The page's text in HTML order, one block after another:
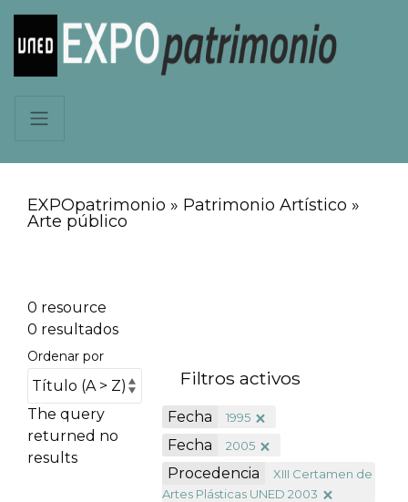
EXPOpatrimonio » Patrimonio Artístico »
Arte público
0 resource
0 resultados
Ordenar por
The query
returned no
results
Filtros activos
Fecha 1995
Fecha 2005
Procedencia
XIII Certamen de
Artes Plásticas UNED 2003